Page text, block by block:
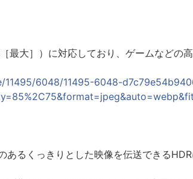
大］）に対応しており、ゲームなどの
6048/11495-6048-
るくっきりとした映像を伝送できる